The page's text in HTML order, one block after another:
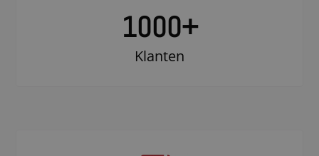
1000+
Klanten